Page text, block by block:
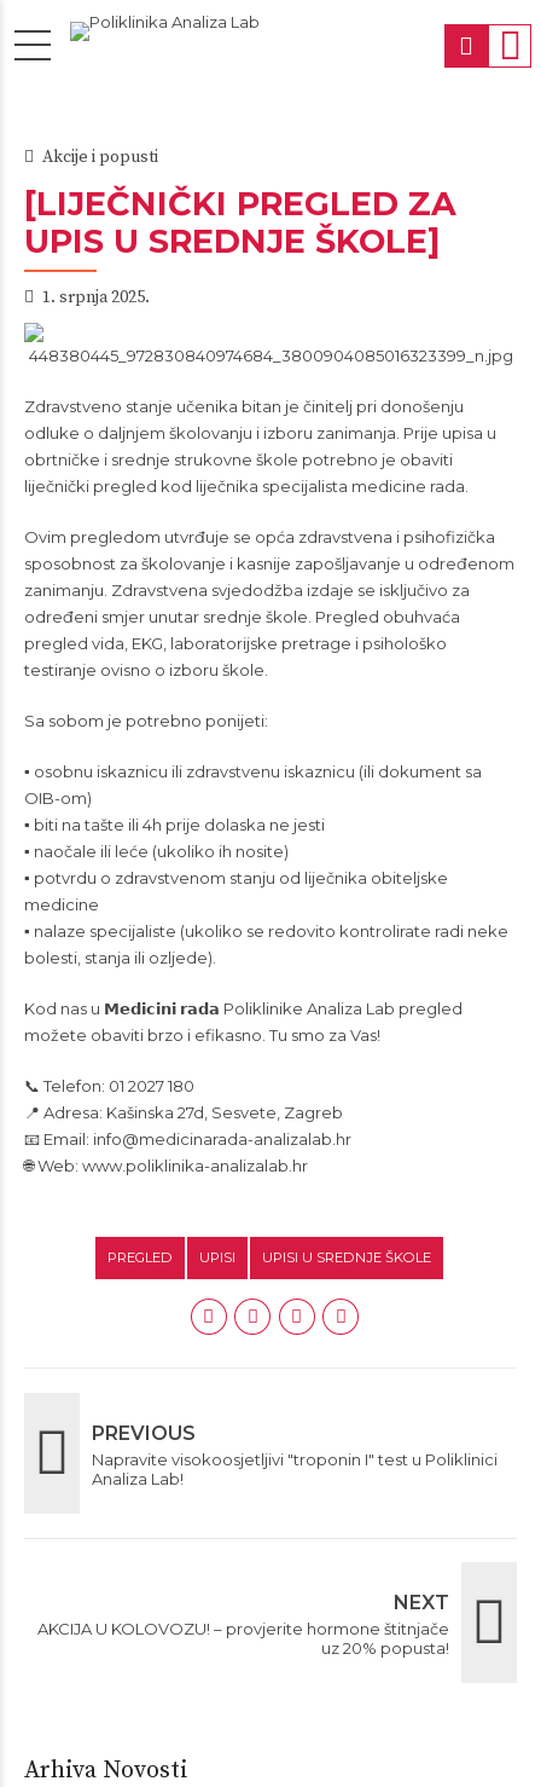
Akcije i popusti
[LIJEČNIČKI PREGLED ZA
UPIS U SREDNJE ŠKOLE]
1. srpnja 2025.
Zdravstveno stanje učenika bitan je činitelj pri donošenju
odluke o daljnjem školovanju i izboru zanimanja. Prije upisa u
obrtničke i srednje strukovne škole potrebno je obaviti
liječnički pregled kod liječnika specijalista medicine rada.
Ovim pregledom utvrđuje se opća zdravstvena i psihofizička
sposobnost za školovanje i kasnije zapošljavanje u određenom
zanimanju. Zdravstvena svjedodžba izdaje se isključivo za
određeni smjer unutar srednje škole. Pregled obuhvaća
pregled vida, EKG, laboratorijske pretrage i psihološko
testiranje ovisno o izboru škole.
Sa sobom je potrebno ponijeti:
▪️ osobnu iskaznicu ili zdravstvenu iskaznicu (ili dokument sa
OIB-om)
▪️ biti na tašte ili 4h prije dolaska ne jesti
▪️ naočale ili leće (ukoliko ih nosite)
▪️ potvrdu o zdravstvenom stanju od liječnika obiteljske
medicine
▪️ nalaze specijaliste (ukoliko se redovito kontrolirate radi neke
bolesti, stanja ili ozljede).
Kod nas u 𝗠𝗲𝗱𝗶𝗰𝗶𝗻𝗶 𝗿𝗮𝗱𝗮 Poliklinike Analiza Lab pregled
možete obaviti brzo i efikasno. Tu smo za Vas!
📞 Telefon: 01 2027 180
📍 Adresa: Kašinska 27d, Sesvete, Zagreb
📧 Email: info@medicinarada-analizalab.hr
🌐 Web: www.poliklinika-analizalab.hr
PREGLED UPISI UPISI U SREDNJE ŠKOLE
PREVIOUS
Napravite visokoosjetljivi "troponin I" test u Poliklinici
Analiza Lab!
NEXT
AKCIJA U KOLOVOZU! – provjerite hormone štitnjače
uz 20% popusta!
Arhiva Novosti